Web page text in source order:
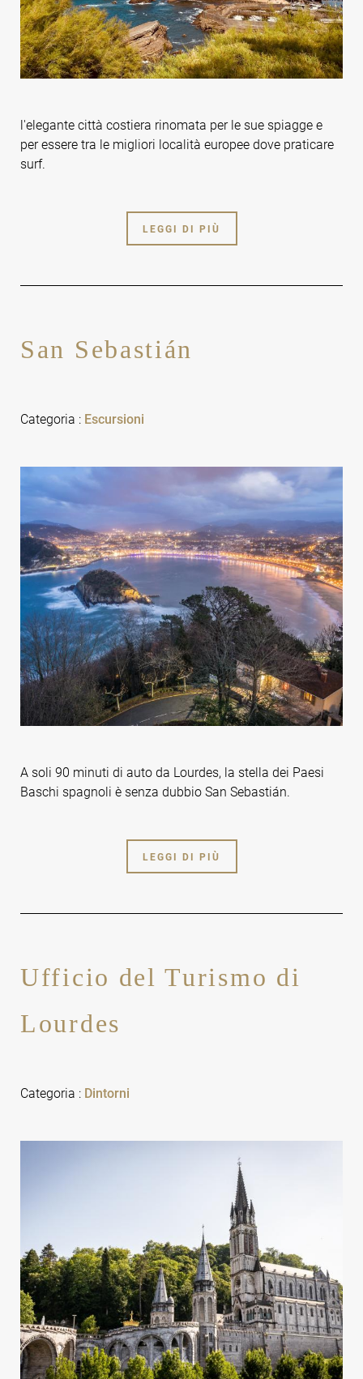
l'elegante città costiera rinomata per le sue spiagge e
per essere tra le migliori località europee dove praticare
surf.
LEGGI DI PIÙ
San Sebastián
Categoria : Escursioni
A soli 90 minuti di auto da Lourdes, la stella dei Paesi
Baschi spagnoli è senza dubbio San Sebastián.
LEGGI DI PIÙ
Ufficio del Turismo di
Lourdes
Categoria : Dintorni